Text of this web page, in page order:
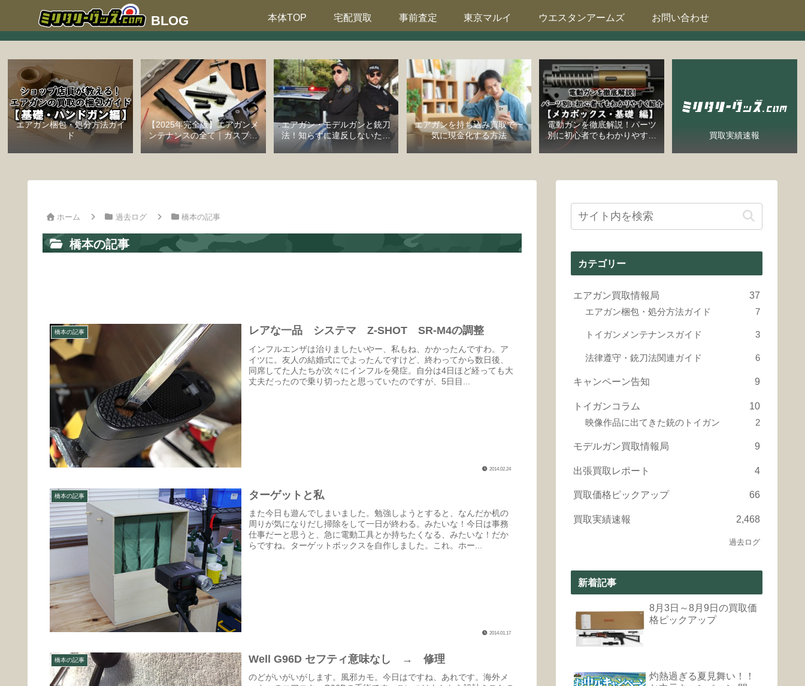
本体TOP 宅配買取 事前査定 東京マルイ ウエスタンアームズ お問い合わせ
エアガン梱包・処分方法ガイ
ド
【2025年完全版】エアガンメ
ンテナンスの全て｜ガスブロ
ーバックハンドガン編
エアガン・モデルガンと銃刀
法！知らずに違反しないため
の完全ガイド
エアガンを持ち込み買取で一
気に現金化する方法
電動ガンを徹底解説！パーツ
別に初心者でもわかりやすく
紹介【メカボックス・基礎
買取実績速報
ホーム 過去ログ 橋本の記事
橋本の記事
橋本の記事 レアな一品 システマ Z-SHOT SR-M4の調整
インフルエンザは治りましたいやー、私もね、かかったんですわ。ア
イツに。友人の結婚式にでよったんですけど、終わってから数日後、
同席してた人たちが次々にインフルを発症。自分は4日ほど経っても大
丈夫だったので乗り切ったと思っていたのですが、5日目...
2014.02.24
橋本の記事 ターゲットと私
また今日も遊んでしまいました。勉強しようとすると、なんだか机の
周りが気になりだし掃除をして一日が終わる。みたいな！今日は事務
仕事だーと思うと、急に電動工具とか持ちたくなる、みたいな！だか
らですね。ターゲットボックスを自作しました。これ。ホー...
2014.01.17
橋本の記事 Well G96D セフティ意味なし → 修理
のどがいがいがします。風邪カモ。今日はですね、あれです。海外メ
カテゴリー
エアガン買取情報局 37
エアガン梱包・処分方法ガイド 7
トイガンメンテナンスガイド 3
法律遵守・銃刀法関連ガイド 6
キャンペーン告知 9
トイガンコラム 10
映像作品に出てきた銃のトイガン 2
モデルガン買取情報局 9
出張買取レポート 4
買取価格ピックアップ 66
買取実績速報 2,468
過去ログ
新着記事
8月3日～8月9日の買取価
格ピックアップ
灼熱過ぎる夏見舞い！！